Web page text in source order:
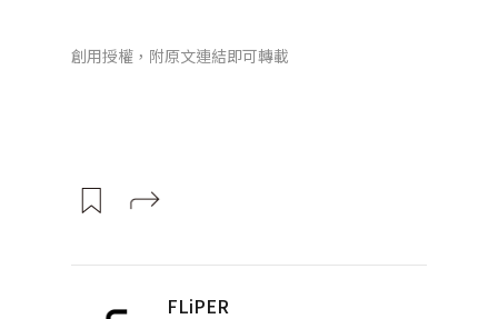
創用授權，附原文連結即可轉載
FLiPER